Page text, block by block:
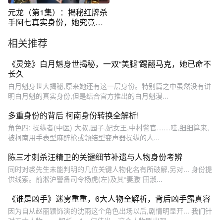
元龙（第1集）：揭秘红牌杀
手阿七真实身份，她究竟是
相关推荐
《灵笼》白月魁身世揭秘，一双“美腿”踢翻马克，她已命不
长久
白月魁身世大揭秘,原来她还有这一层身份。特别篇之中虽然没有讲
明白月魁的真实身份,但是结合官方推出的白月魁漫...
多重身份的背后 柯南身份转换全解析!
角色四: 操纵者(中医) 大叔,园子,妃女王,中村警官……哇,细细算来,
被柯南用手表型麻醉枪或领结型变声器操纵的人...
陈三才刺杀汪精卫的关键细节补遗与人物身份考辨
同时对裘先生未能判明的几位关键人物化名有所破解,另对... 身份提
供线索。前淞沪警备司令杨虎(左)及其“妻媵”田淑...
《谁是凶手》迷雾重重，6大人物全解析，背后凶手露真容
因为自从赵丽颖饰演的沈雨这个角色出场以后,剧情明显开... 我们针